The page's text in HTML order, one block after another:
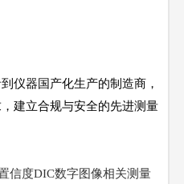
仪器国产化生产的制造商，
建立合规与安全的先进测量
信度DIC数字图像相关测量